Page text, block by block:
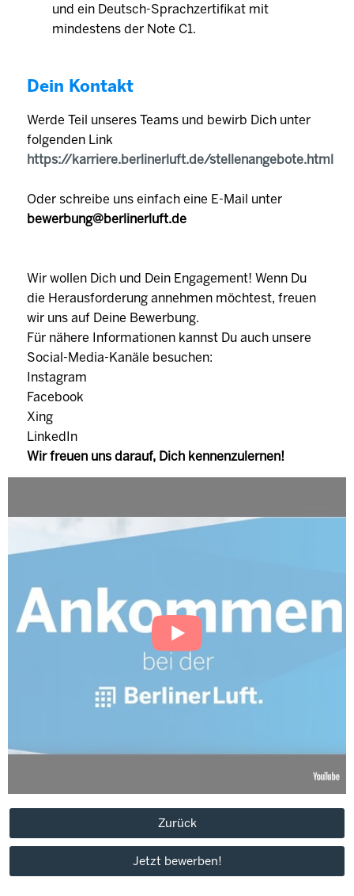
und ein Deutsch-Sprachzertifikat mit
mindestens der Note C1.
Dein Kontakt
Werde Teil unseres Teams und bewirb Dich unter
folgenden Link
https://karriere.berlinerluft.de/stellenangebote.html
Oder schreibe uns einfach eine E-Mail unter
bewerbung@berlinerluft.de
Wir wollen Dich und Dein Engagement! Wenn Du
die Herausforderung annehmen möchtest, freuen
wir uns auf Deine Bewerbung.
Für nähere Informationen kannst Du auch unsere
Social-Media-Kanäle besuchen:
Instagram
Facebook
Xing
LinkedIn
Wir freuen uns darauf, Dich kennenzulernen!
Zurück
Jetzt bewerben!